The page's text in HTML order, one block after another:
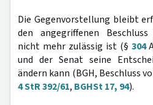
Die Gegenvorstellung bleibt
den angegriffenen
nicht mehr zulässig ist (§ 304
und der Senat seine
ändern kann (BGH, Beschluss
4 StR 392/61, BGHSt 17, 94).